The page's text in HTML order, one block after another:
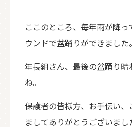
ここのところ、毎年雨が降っ
ウンドで盆踊りができました。
年長組さん、最後の盆踊り晴
ね。
保護者の皆様方、お手伝い、
ましてありがとうございまし